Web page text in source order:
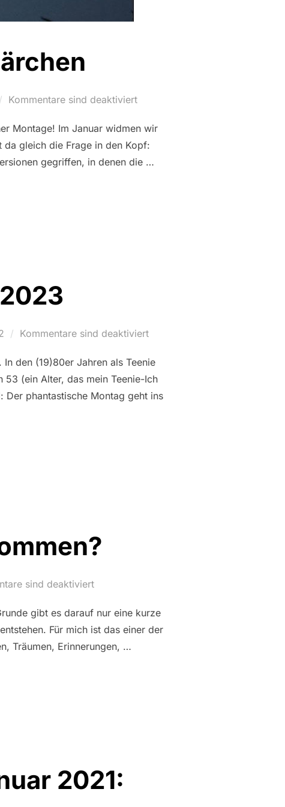
Kommentare sind deaktiviert
Montage! Im Januar widmen wir
da gleich die Frage in den Kopf:
gegriffen, in denen die …
MÄRCHEN“
Kommentare sind deaktiviert
den (19)80er Jahren als Teenie
(ein Alter, das mein Teenie-Ich
Der phantastische Montag geht ins
2023“
sind deaktiviert
gibt es darauf nur eine kurze
Für mich ist das einer der
Träumen, Erinnerungen, …
GEKOMMEN?“
2021: